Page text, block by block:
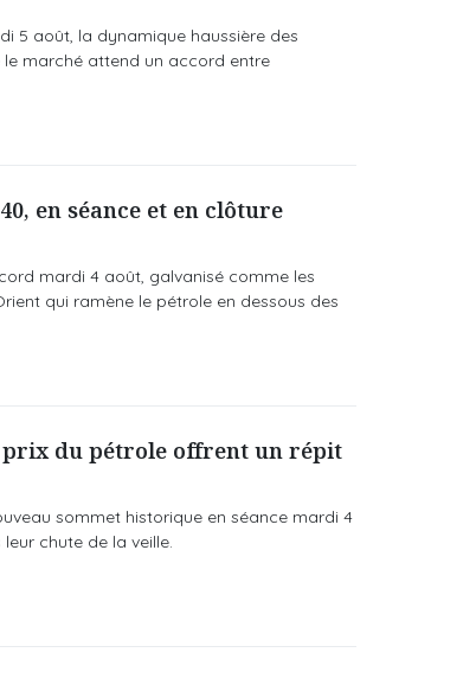
5 août, la dynamique haussière des
marché attend un accord entre
en séance et en clôture
mardi 4 août, galvanisé comme les
qui ramène le pétrole en dessous des
prix du pétrole offrent un répit
sommet historique en séance mardi 4
chute de la veille.